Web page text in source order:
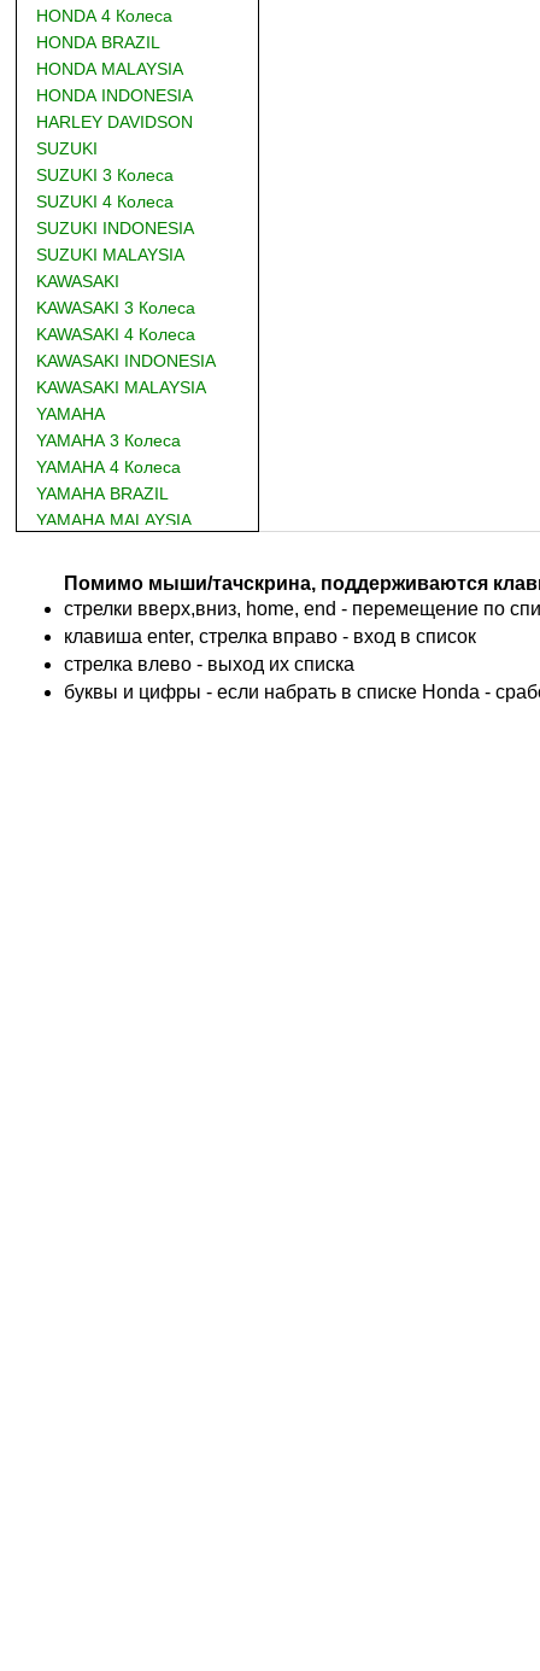
HONDA 4 Колеса
HONDA BRAZIL
HONDA MALAYSIA
HONDA INDONESIA
HARLEY DAVIDSON
SUZUKI
SUZUKI 3 Колеса
SUZUKI 4 Колеса
SUZUKI INDONESIA
SUZUKI MALAYSIA
KAWASAKI
KAWASAKI 3 Колеса
KAWASAKI 4 Колеса
KAWASAKI INDONESIA
KAWASAKI MALAYSIA
YAMAHA
YAMAHA 3 Колеса
YAMAHA 4 Колеса
YAMAHA BRAZIL
YAMAHA MALAYSIA
BMW
ADIVA
ADLY
Помимо мыши/тачскрина, поддерживаются
стрелки вверх,вниз, home, end - перемещение по
клавиша enter, стрелка вправо - вход в список
cтрелка влево - выход их списка
буквы и цифры - если набрать в списке Honda -